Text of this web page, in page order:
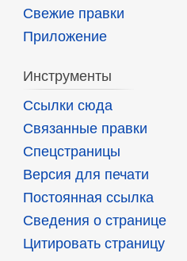
Свежие правки
Приложение
Инструменты
Ссылки сюда
Связанные правки
Спецстраницы
Версия для печати
Постоянная ссылка
Сведения о странице
Цитировать страницу